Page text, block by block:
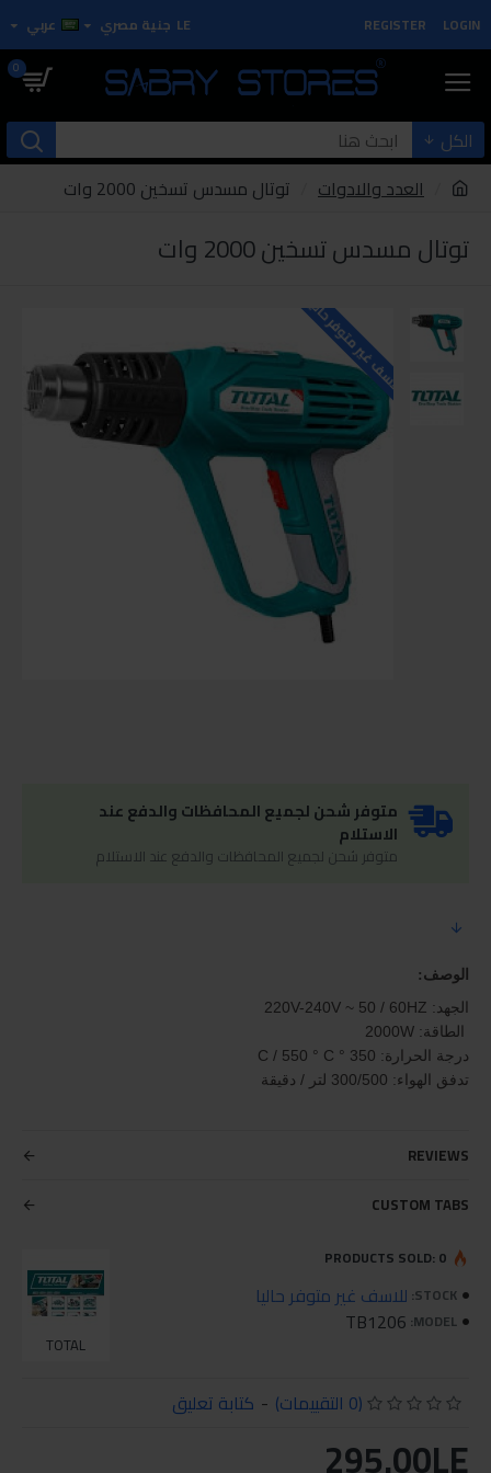
LOGIN
REGISTER
LE جنية مصري عربي
0
الكل
العدد والادوات
توتال مسدس تسخين 2000 وات
توتال مسدس تسخين 2000 وات
للاسف غير متوفر حاليا
متوفر شحن لجميع المحافظات والدفع عند
الاستلام
متوفر شحن لجميع المحافظات والدفع عند الاستلام
الوصف:
الجهد: 220V-240V ~ 50 / 60HZ
الطاقة: 2000W
درجة الحرارة: 350 ° C / 550 ° C
تدفق الهواء: 300/500 لتر / دقيقة
REVIEWS
CUSTOM TABS
STOCK: للاسف غير متوفر حاليا
MODEL:
TB1206
TOTAL
PRODUCTS SOLD: 0
(0 التقييمات) - كتابة تعليق
295.00LE